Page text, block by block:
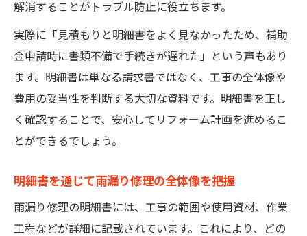
坂東市広報から補助金申請の注意点を学ぶ
賢く進める雨漏りリフォーム費用管理のコツ
雨漏り費用は明細書で徹底管理が鉄則
水道課から届く情報で費用負担を軽減
リフォーム費用の見直しは事故情報も参考
に
広報掲載の事例から学ぶ費用管理方法
原因特定から申請まで雨漏りの実践的解決手順
雨漏り原因特定から明細書作成の流れ
解消することがトラブル防止に役立ちます。
実際に「見積もりと明細書をよく見なかったため、補助
金申請時に書類不備で手続きが遅れた」という声もあり
ます。明細書は単なる請求書ではなく、工事の全体像や
費用の妥当性を判断する大切な資料です。明細書を正し
く確認することで、安心してリフォーム計画を進めるこ
とができるでしょう。
明細書を通じて雨漏り修理の全体像を把握
雨漏り修理の明細書には、工事の範囲や使用資材、作業
工程などが詳細に記載されています。これにより、どの